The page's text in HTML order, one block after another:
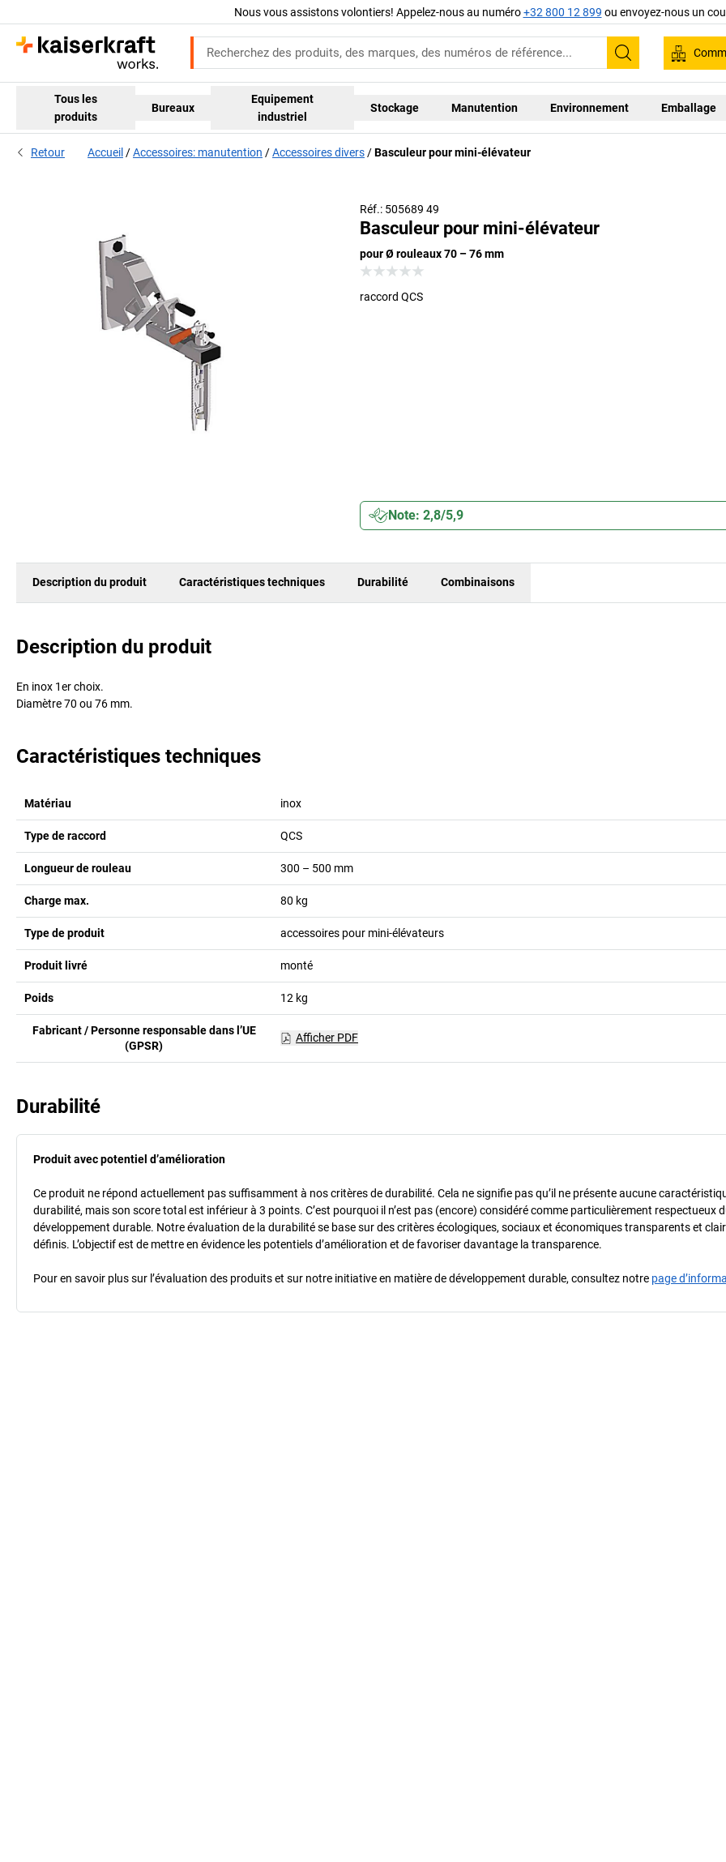
Nous vous assistons volontiers! Appelez-nous au numéro+32 800 12 899 ou envoyez-nous un
Recherche
Tous les
produits
Bureaux
Equipement
industriel
Stockage Manutention Environnement Emballage
Retour Accueil Accessoires: manutention Accessoires divers Basculeur pour mini-élévateur
Réf.: 505689 49
Basculeur pour mini-élévateur
pour Ø rouleaux 70 – 76 mm
raccord QCS
Note: 2,8/5,9
Description du produit Caractéristiques techniques Durabilité Combinaisons
Description du produit
En inox 1er choix.
Diamètre 70 ou 76 mm.
Caractéristiques techniques
Matériau inox
Type de raccord QCS
Longueur de rouleau 300 – 500 mm
Charge max. 80 kg
Type de produit accessoires pour mini-élévateurs
Produit livré monté
Poids 12 kg
Fabricant / Personne responsable dans l’UE
(GPSR)
Afficher PDF
Durabilité
Produit avec potentiel d’amélioration
Ce produit ne répond actuellement pas suffisamment à nos critères de durabilité. Cela ne signifie pas qu’il ne présente aucune
durabilité, mais son score total est inférieur à 3 points. C’est pourquoi il n’est pas (encore) considéré comme particulièrement respectueux
développement durable. Notre évaluation de la durabilité se base sur des critères écologiques, sociaux et économiques transparents et
définis. L’objectif est de mettre en évidence les potentiels d’amélioration et de favoriser davantage la transparence.
Pour en savoir plus sur l’évaluation des produits et sur notre initiative en matière de développement durable, consultez notre page